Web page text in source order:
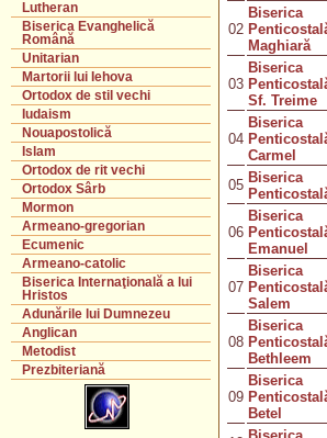
Lutheran
Biserica Evanghelică
Română
Unitarian
Martorii lui Iehova
Ortodox de stil vechi
Iudaism
Nouapostolică
Islam
Ortodox de rit vechi
Ortodox Sârb
Mormon
Armeano-gregorian
Ecumenic
Armeano-catolic
Biserica Internaţională a lui
Hristos
Adunările lui Dumnezeu
Anglican
Metodist
Prezbiteriană
02
Biserica
Maghiară
03
Biserica
Sf. Treime
04
Biserica
Carmel
05 Biserica
06
Biserica
Emanuel
07
Biserica
Salem
08
Biserica
Bethleem
09
Biserica
Betel